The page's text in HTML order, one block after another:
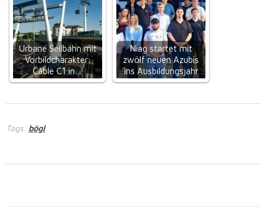
Urbane Seilbahn mit
Vorbildcharakter:
Câble C1 in…
Niag startet mit
zwölf neuen Azubis
ins Ausbildungsjahr
Tags: bögl